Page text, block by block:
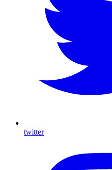
twitter